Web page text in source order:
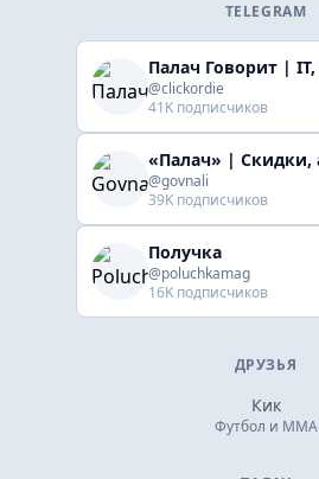
TELEGRAM
@clickordie
41K подписчиков
@govnali
39K подписчиков
Получка
@poluchkamag
16K подписчиков
ДРУЗЬЯ
Кик
Футбол и ММА